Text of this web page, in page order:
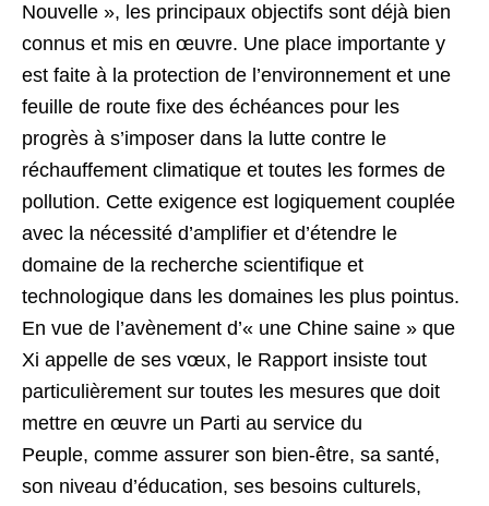
Nouvelle », les principaux objectifs sont déjà bien
connus et mis en œuvre. Une place importante y
est faite à la protection de l’environnement et une
feuille de route fixe des échéances pour les
progrès à s’imposer dans la lutte contre le
réchauffement climatique et toutes les formes de
pollution. Cette exigence est logiquement couplée
avec la nécessité d’amplifier et d’étendre le
domaine de la recherche scientifique et
technologique dans les domaines les plus pointus.
En vue de l’avènement d’« une Chine saine » que
Xi appelle de ses vœux, le Rapport insiste tout
particulièrement sur toutes les mesures que doit
mettre en œuvre un Parti au service du
Peuple, comme assurer son bien-être, sa santé,
son niveau d’éducation, ses besoins culturels,